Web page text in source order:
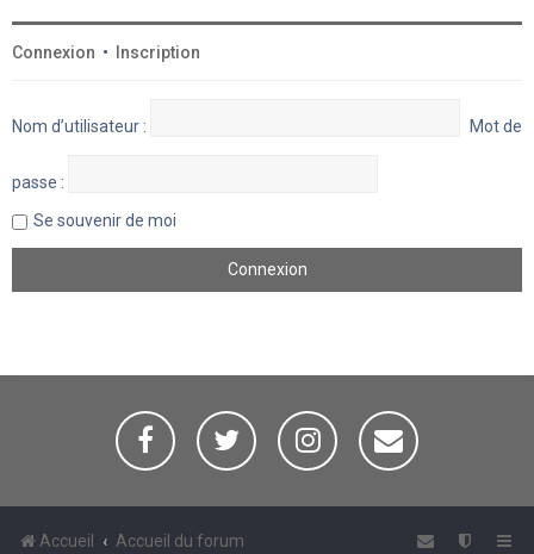
Connexion • Inscription
Nom d’utilisateur : Mot de
passe :
Se souvenir de moi
Accueil Accueil du forum